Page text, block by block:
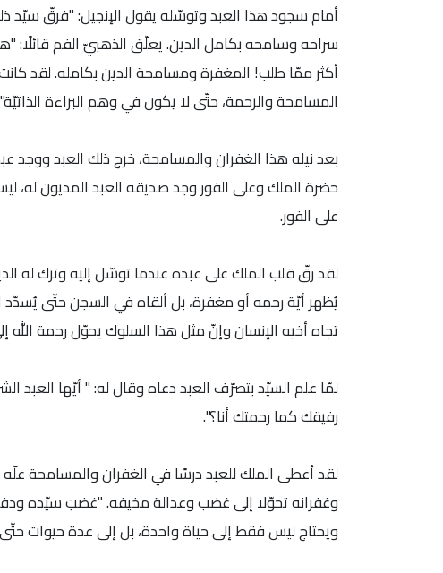
أمام سجود هذا العبد وتوسّله يقول الإنجيل: "فرقّ سيّد
سراحه وسامحه بكامل الدين. يعلّق الذهبيّ الفم
أكثر ممّا طلب! المغفرة ومسامحة الدين بكامله. لقد
المسامحة والرحمة، حتّى لا يكون في وهم البراءة
بعد نيله هذا الغفران والمسامحة، خرج ذلك العبد ووجد
حضرة الملك وعلى الفور وجد صديقه العبد المديون
على الفور.
لقد رقّ قلب الملك على عبده عندما توسّل إليه وترك له
يُظهر أيّة رحمه أو مغفرة، بل ألقاه في السجن حتّى يُسدّد
تجاه أخيه الإنسان وإنّ مثل هذا السلوك يحوّل رحمة الله
لمّا علم السيّد بتصرّف العبد دعاه وقال له: " أيّها العبد
رفيقك كما رحمتك أنا؟".
لقد أعطى الملك للعبد درسًا في الغفران والمسامحة
وغفرانه تحوّلا إلى غضب وعدالة مخيفه. "غضبَ سيّده
ويحتاج ليس فقط إلى حياة واحدة، بل إلى عدة حيوات